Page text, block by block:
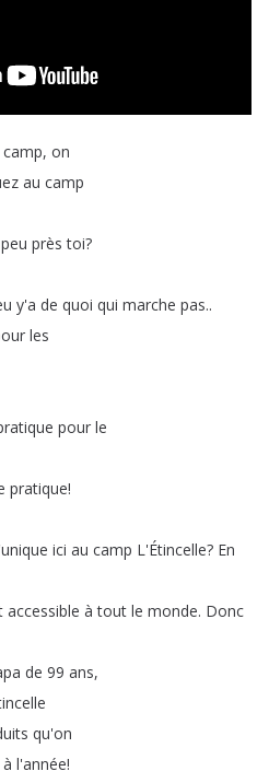
camp, on
au camp
peu près toi?
y'a de quoi qui marche pas..
les
pour le
pratique!
ici au camp L'Étincelle? En
accessible à tout le monde. Donc
de 99 ans,
qu'on
à l'année!